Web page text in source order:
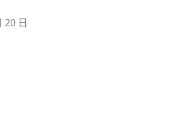
20 日